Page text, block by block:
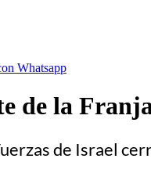
de la
de Israel